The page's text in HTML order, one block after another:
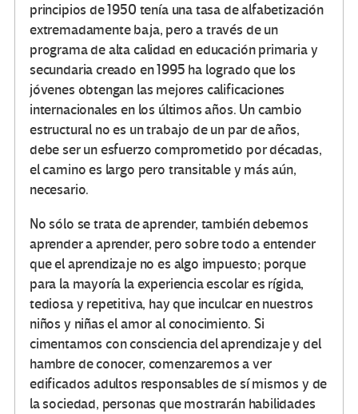
principios de 1950 tenía una tasa de alfabetización
extremadamente baja, pero a través de un
programa de alta calidad en educación primaria y
secundaria creado en 1995 ha logrado que los
jóvenes obtengan las mejores calificaciones
internacionales en los últimos años. Un cambio
estructural no es un trabajo de un par de años,
debe ser un esfuerzo comprometido por décadas,
el camino es largo pero transitable y más aún,
necesario.
No sólo se trata de aprender, también debemos
aprender a aprender, pero sobre todo a entender
que el aprendizaje no es algo impuesto; porque
para la mayoría la experiencia escolar es rígida,
tediosa y repetitiva, hay que inculcar en nuestros
niños y niñas el amor al conocimiento. Si
cimentamos con consciencia del aprendizaje y del
hambre de conocer, comenzaremos a ver
edificados adultos responsables de sí mismos y de
la sociedad, personas que mostrarán habilidades